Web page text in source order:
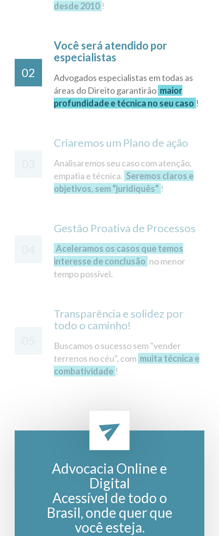
desde 2010 !
02
Você será atendido por
especialistas
Advogados especialistas em todas as
áreas do Direito garantirão maior
profundidade e técnica no seu caso !
Criaremos um Plano de ação
Analisaremos seu caso com atenção,
empatia e técnica. Seremos claros e
objetivos, sem “juridiquês” !
Gestão Proativa de Processos
Aceleramos os casos que temos
interesse de conclusão no menor
tempo possível.
Transparência e solidez por
todo o caminho!
Buscamos o sucesso sem "vender
terrenos no céu", com muita técnica e
combatividade !
Advocacia Online e
Digital
Acessível de todo o
Brasil, onde quer que
você esteja.